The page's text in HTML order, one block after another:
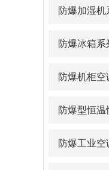
防爆加湿机
防爆冰箱系
防爆机柜空
防爆型恒温
防爆工业空